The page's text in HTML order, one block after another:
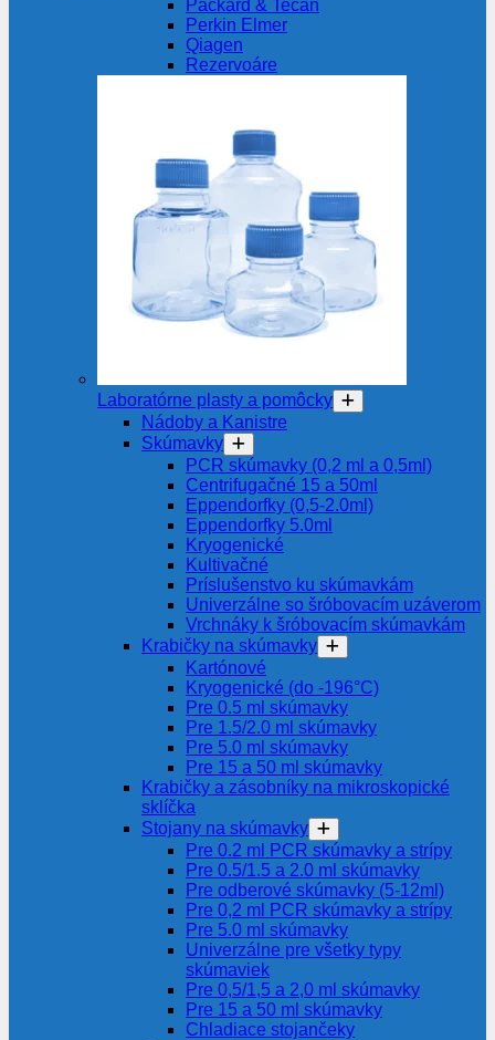
Packard & Tecan
Perkin Elmer
Qiagen
Rezervoáre
Laboratórne plasty a pomôcky
Nádoby a Kanistre
Skúmavky
PCR skúmavky (0,2 ml a 0,5ml)
Centrifugačné 15 a 50ml
Eppendorfky (0,5-2.0ml)
Eppendorfky 5.0ml
Kryogenické
Kultivačné
Príslušenstvo ku skúmavkám
Univerzálne so šróbovacím uzáverom
Vrchnáky k šróbovacím skúmavkám
Krabičky na skúmavky
Kartónové
Kryogenické (do -196°C)
Pre 0.5 ml skúmavky
Pre 1.5/2.0 ml skúmavky
Pre 5.0 ml skúmavky
Pre 15 a 50 ml skúmavky
Krabičky a zásobníky na mikroskopické
sklíčka
Stojany na skúmavky
Pre 0.2 ml PCR skúmavky a strípy
Pre 0.5/1.5 a 2.0 ml skúmavky
Pre odberové skúmavky (5-12ml)
Pre 0,2 ml PCR skúmavky a strípy
Pre 5.0 ml skúmavky
Univerzálne pre všetky typy
skúmaviek
Pre 0,5/1,5 a 2,0 ml skúmavky
Pre 15 a 50 ml skúmavky
Chladiace stojančeky